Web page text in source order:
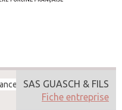
SAS GUASCH & FILS
Fiche entreprise